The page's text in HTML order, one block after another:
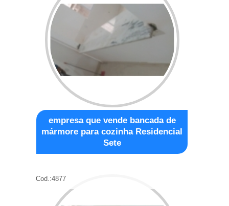
empresa que vende bancada de
mármore para cozinha Residencial
Sete
Cod.:4877